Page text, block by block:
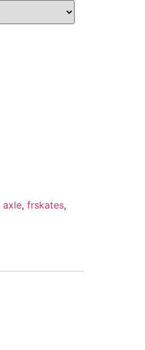
axle, frskates,